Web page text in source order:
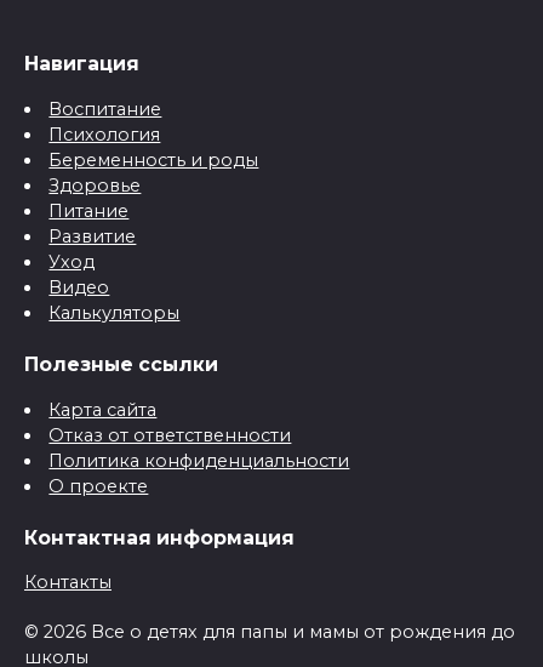
Навигация
Воспитание
Психология
Беременность и роды
Здоровье
Питание
Развитие
Уход
Видео
Калькуляторы
Полезные ссылки
Карта сайта
Отказ от ответственности
Политика конфиденциальности
О проекте
Контактная информация
Контакты
© 2026 Все о детях для папы и мамы от рождения до
школы